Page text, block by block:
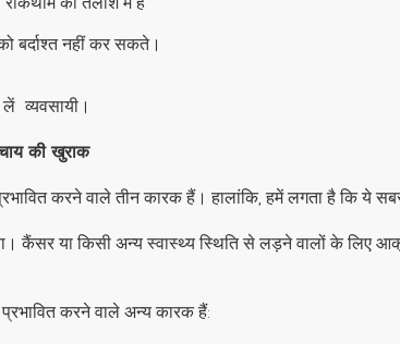
बर्दाश्त नहीं कर सकते।
लें व्यवसायी।
की खुराक
करने वाले तीन कारक हैं। हालांकि, हमें लगता है कि ये
कैंसर या किसी अन्य स्वास्थ्य स्थिति से लड़ने वालों के
करने वाले अन्य कारक हैं: